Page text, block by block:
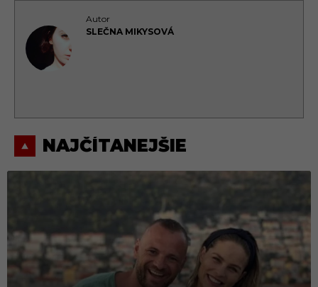
Autor
SLEČNA MIKYSOVÁ
NAJČÍTANEJŠIE